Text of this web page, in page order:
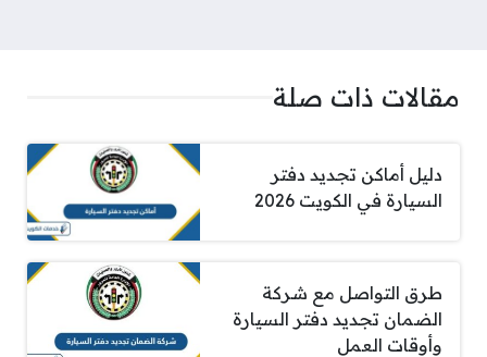
مقالات ذات صلة
دليل أماكن تجديد دفتر
السيارة في الكويت 2026
طرق التواصل مع شركة
الضمان تجديد دفتر السيارة
وأوقات العمل